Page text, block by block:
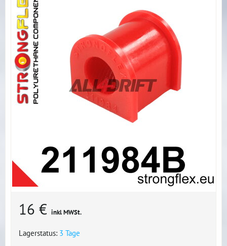
16 € inkl MWSt.
Lagerstatus: 3 Tage